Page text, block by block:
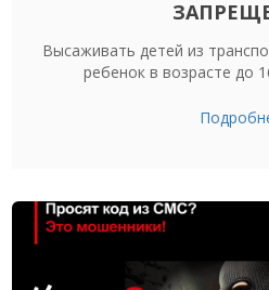
Высаживать детей из
ребенок в возрасте до